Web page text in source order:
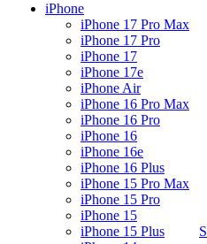
iPhone
iPhone 17 Pro Max
iPhone 17 Pro
iPhone 17
iPhone 17e
iPhone Air
iPhone 16 Pro Max
iPhone 16 Pro
iPhone 16
iPhone 16e
iPhone 16 Plus
iPhone 15 Pro Max
iPhone 15 Pro
iPhone 15
iPhone 15 Plus